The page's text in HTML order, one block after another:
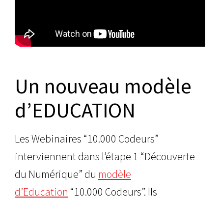
Un nouveau modèle
d’EDUCATION
Les Webinaires “10.000 Codeurs”
interviennent dans l’étape 1 “Découverte
du Numérique” du modèle
d’Education “10.000 Codeurs”. Ils